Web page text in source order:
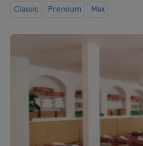
Classic Premium Max